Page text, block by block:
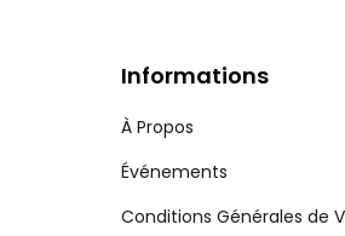
Informations
À Propos
Événements
Conditions Générales de